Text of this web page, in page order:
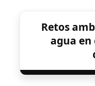
Retos
agua en